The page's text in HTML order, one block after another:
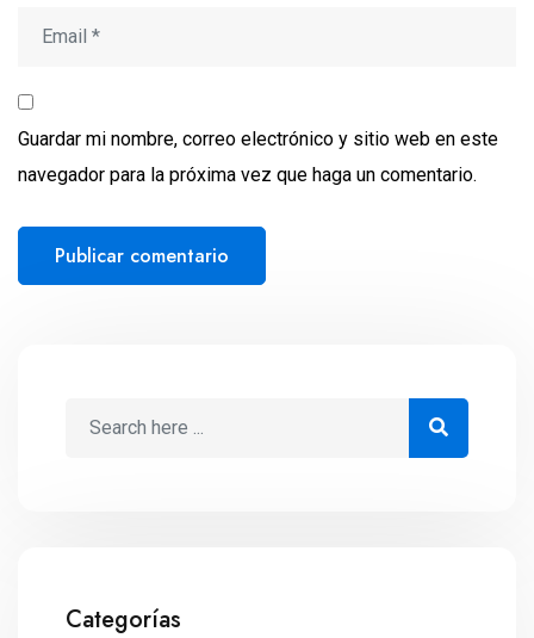
Guardar mi nombre, correo electrónico y sitio web en este
navegador para la próxima vez que haga un comentario.
Categorías